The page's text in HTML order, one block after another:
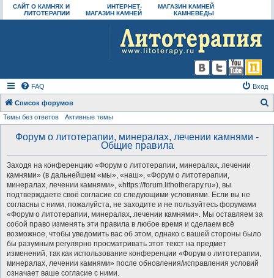
САЙТ О КАМНЯХ И
ЛИТОТЕРАПИИ
ИНТЕРНЕТ-
МАГАЗИН КАМНЕЙ
МАГАЗИН КАМНЕЙ
КАМНЕВЕДЫ
FAQ Вход
Список форумов
Темы без ответов Активные темы
Форум о литотерапии, минералах, лечении камнями -
Общие правила
Заходя на конференцию «Форум о литотерапии, минералах, лечении
камнями» (в дальнейшем «мы», «наш», «Форум о литотерапии,
минералах, лечении камнями», «https://forum.lithotherapy.ru»), вы
подтверждаете своё согласие со следующими условиями. Если вы не
согласны с ними, пожалуйста, не заходите и не пользуйтесь форумами
«Форум о литотерапии, минералах, лечении камнями». Мы оставляем за
собой право изменять эти правила в любое время и сделаем всё
возможное, чтобы уведомить вас об этом, однако с вашей стороны было
бы разумным регулярно просматривать этот текст на предмет
изменений, так как использование конференции «Форум о литотерапии,
минералах, лечении камнями» после обновления/исправления условий
означает ваше согласие с ними.